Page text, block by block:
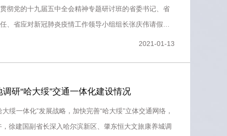
彻党的十九届五中全会精神专题研讨班的省委书记、省
、省应对新冠肺炎疫情工作领导小组组长张庆伟请假返
2021-01-13
研“哈大绥”交通一体化建设情况
大绥一体化”发展战略，加快完善“哈大绥”立体交通网络，
徐建国副省长深入哈尔滨新区、肇东恒大文旅康养城调